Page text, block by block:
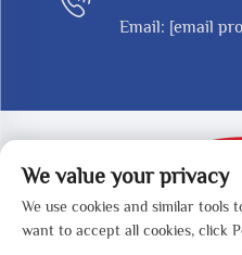
Email: [email
Kopirait © 2025 ni
TECHNOLOGY CO.,LTD -
We value your privacy
We use cookies and similar
want to accept all cookies, click